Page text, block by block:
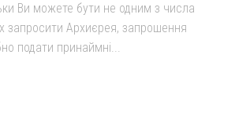
Ви можете бути не одним з числа
запросити Архиєрея, запрошення
подати принаймні...